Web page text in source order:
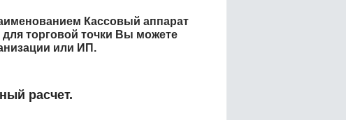
Кассовый аппарат
торговой точки Вы можете
или ИП.
расчет.